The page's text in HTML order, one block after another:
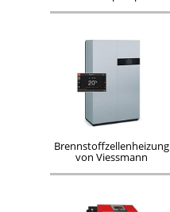
Brennstoffzellenheizung
von Viessmann